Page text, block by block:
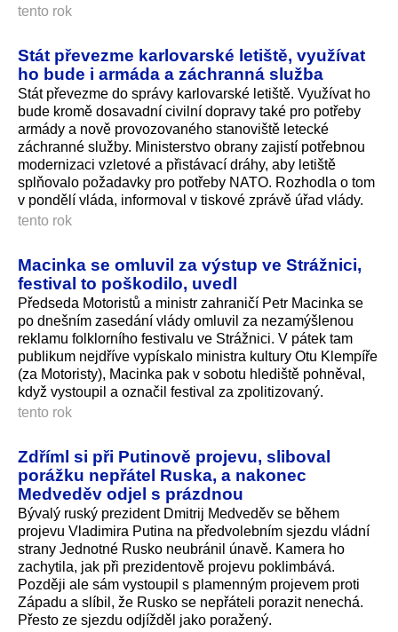
tento rok
Stát převezme karlovarské letiště, využívat
ho bude i armáda a záchranná služba
Stát převezme do správy karlovarské letiště. Využívat ho
bude kromě dosavadní civilní dopravy také pro potřeby
armády a nově provozovaného stanoviště letecké
záchranné služby. Ministerstvo obrany zajistí potřebnou
modernizaci vzletové a přistávací dráhy, aby letiště
splňovalo požadavky pro potřeby NATO. Rozhodla o tom
v pondělí vláda, informoval v tiskové zprávě úřad vlády.
tento rok
Macinka se omluvil za výstup ve Strážnici,
festival to poškodilo, uvedl
Předseda Motoristů a ministr zahraničí Petr Macinka se
po dnešním zasedání vlády omluvil za nezamýšlenou
reklamu folklorního festivalu ve Strážnici. V pátek tam
publikum nejdříve vypískalo ministra kultury Otu Klempíře
(za Motoristy), Macinka pak v sobotu hlediště pohněval,
když vystoupil a označil festival za zpolitizovaný.
tento rok
Zdříml si při Putinově projevu, sliboval
porážku nepřátel Ruska, a nakonec
Medveděv odjel s prázdnou
Bývalý ruský prezident Dmitrij Medveděv se během
projevu Vladimira Putina na předvolebním sjezdu vládní
strany Jednotné Rusko neubránil únavě. Kamera ho
zachytila, jak při prezidentově projevu poklimbává.
Později ale sám vystoupil s plamenným projevem proti
Západu a slíbil, že Rusko se nepřáteli porazit nenechá.
Přesto ze sjezdu odjížděl jako poražený.